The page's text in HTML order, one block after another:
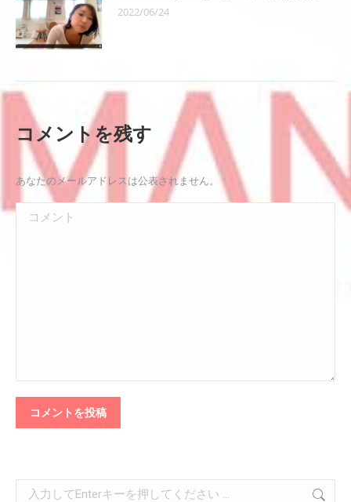
2022/06/24
コメントを残す
あなたのメールアドレスは公表されません。
コメント
コメントを投稿